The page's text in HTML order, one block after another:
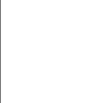
نظامی
اسلامی آن
روسیه،
ضلع جنگ
تدارک برای
موضوعی که